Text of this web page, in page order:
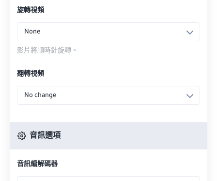
旋轉視頻
None
影片將順時針旋轉。
翻轉視頻
No change
音訊選項
音訊編解碼器